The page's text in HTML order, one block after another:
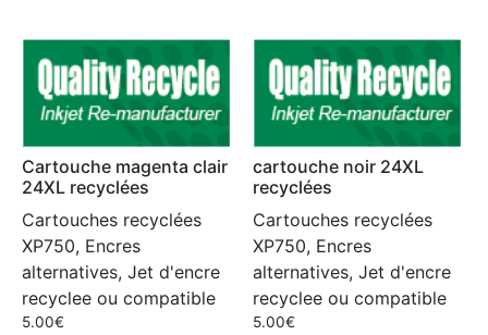
Cartouche magenta clair
24XL recyclées
Cartouches recyclées
XP750, Encres
alternatives, Jet d'encre
recyclee ou compatible
5.00€
cartouche noir 24XL
recyclées
Cartouches recyclées
XP750, Encres
alternatives, Jet d'encre
recyclee ou compatible
5.00€